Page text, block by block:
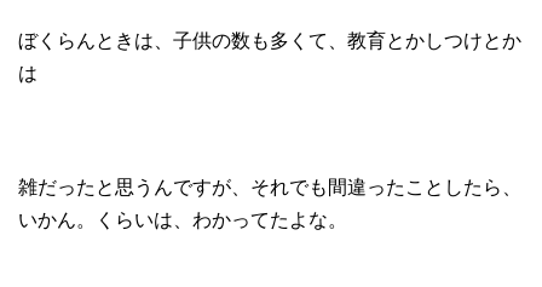
ぼくらんときは、子供の数も多くて、教育とかしつけとか
は
雑だったと思うんですが、それでも間違ったことしたら、
いかん。くらいは、わかってたよな。